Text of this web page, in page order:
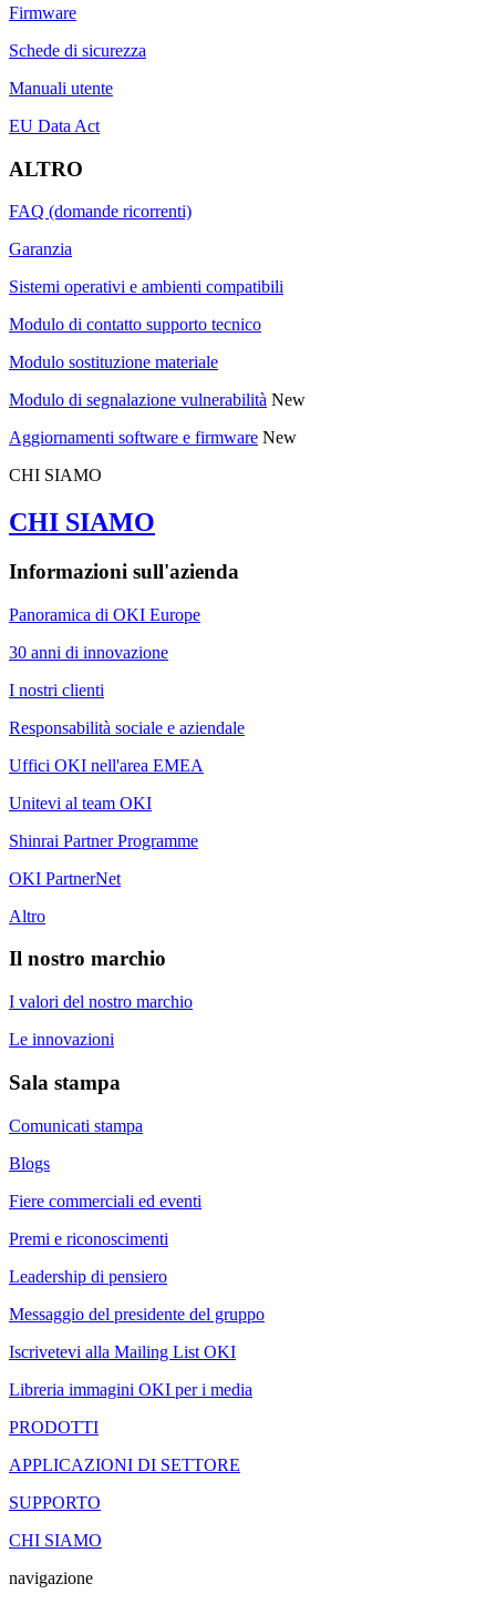
Firmware
Schede di sicurezza
Manuali utente
EU Data Act
ALTRO
FAQ (domande ricorrenti)
Garanzia
Sistemi operativi e ambienti compatibili
Modulo di contatto supporto tecnico
Modulo sostituzione materiale
Modulo di segnalazione vulnerabilità New
Aggiornamenti software e firmware New
CHI SIAMO
CHI SIAMO
Informazioni sull'azienda
Panoramica di OKI Europe
30 anni di innovazione
I nostri clienti
Responsabilità sociale e aziendale
Uffici OKI nell'area EMEA
Unitevi al team OKI
Shinrai Partner Programme
OKI PartnerNet
Altro
Il nostro marchio
I valori del nostro marchio
Le innovazioni
Sala stampa
Comunicati stampa
Blogs
Fiere commerciali ed eventi
Premi e riconoscimenti
Leadership di pensiero
Messaggio del presidente del gruppo
Iscrivetevi alla Mailing List OKI
Libreria immagini OKI per i media
PRODOTTI
APPLICAZIONI DI SETTORE
SUPPORTO
CHI SIAMO
navigazione